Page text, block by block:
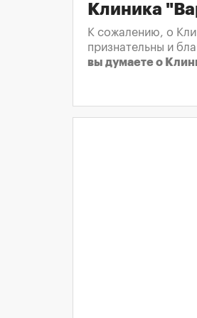
Клиника
К сожалению, о
признательны и
вы думаете о